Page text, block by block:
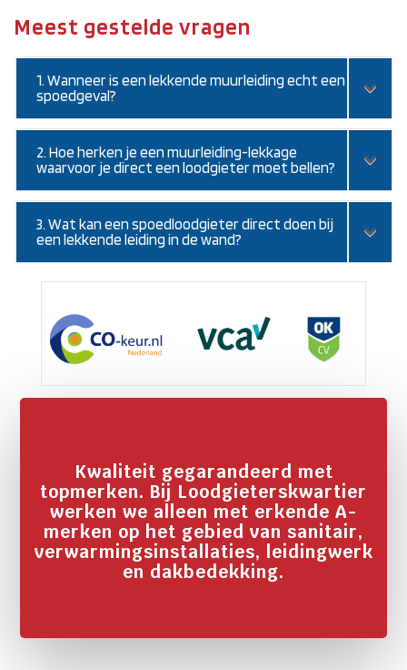
Meest gestelde vragen
1. Wanneer is een lekkende muurleiding echt een
spoedgeval?
2. Hoe herken je een muurleiding-lekkage
waarvoor je direct een loodgieter moet bellen?
3. Wat kan een spoedloodgieter direct doen bij
een lekkende leiding in de wand?
Kwaliteit gegarandeerd met
topmerken. Bij Loodgieterskwartier
werken we alleen met erkende A-
merken op het gebied van sanitair,
verwarmingsinstallaties, leidingwerk
en dakbedekking.